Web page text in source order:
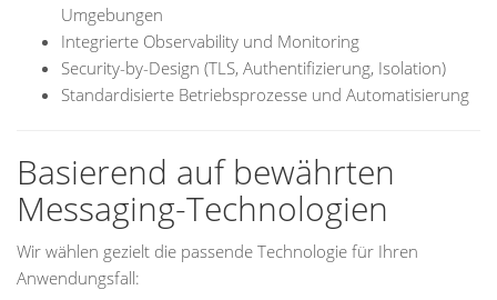
Umgebungen
Integrierte Observability und Monitoring
Security-by-Design (TLS, Authentifizierung, Isolation)
Standardisierte Betriebsprozesse und Automatisierung
Basierend auf bewährten
Messaging-Technologien
Wir wählen gezielt die passende Technologie für Ihren
Anwendungsfall: